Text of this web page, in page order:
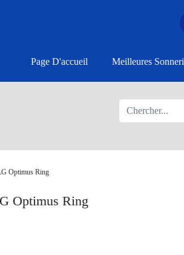
Page D'accueil Meilleures
Optimus Ring
Optimus Ring